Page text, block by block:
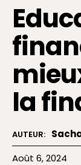
la
AUTEUR:
Août 6, 2024